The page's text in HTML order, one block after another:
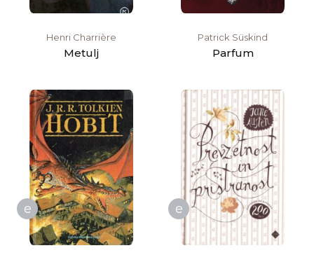
Henri Charrière
Metulj
Patrick Süskind
Parfum
e e